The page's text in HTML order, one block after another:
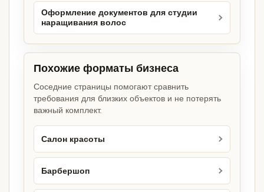
Оформление документов для студии
наращивания волос
Похожие форматы бизнеса
Соседние страницы помогают сравнить
требования для близких объектов и не потерять
важный комплект.
Салон красоты
Барбершоп